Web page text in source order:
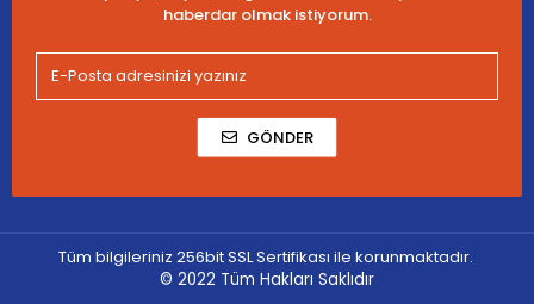
haberdar olmak istiyorum.
GÖNDER
Tüm bilgileriniz 256bit SSL Sertifikası ile korunmaktadır.
© 2022 Tüm Hakları Saklıdır